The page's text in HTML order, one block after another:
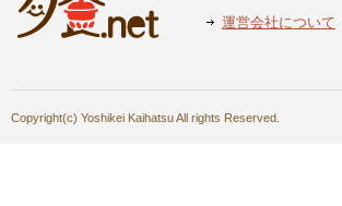
運営会社について
Copyright(c) Yoshikei Kaihatsu All rights Reserved.